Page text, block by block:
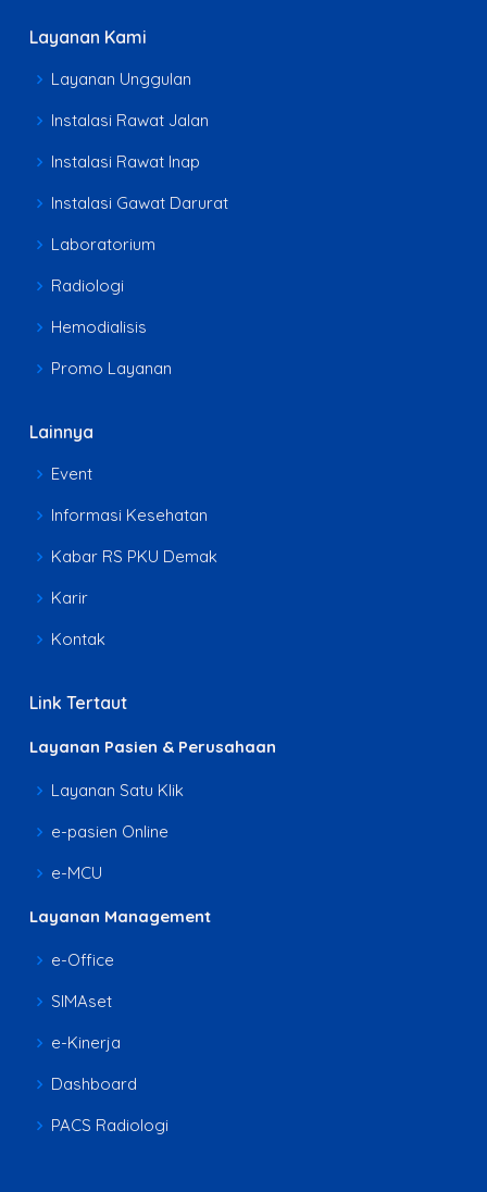
Layanan Kami
Layanan Unggulan
Instalasi Rawat Jalan
Instalasi Rawat Inap
Instalasi Gawat Darurat
Laboratorium
Radiologi
Hemodialisis
Promo Layanan
Lainnya
Event
Informasi Kesehatan
Kabar RS PKU Demak
Karir
Kontak
Link Tertaut
Layanan Pasien & Perusahaan
Layanan Satu Klik
e-pasien Online
e-MCU
Layanan Management
e-Office
SIMAset
e-Kinerja
Dashboard
PACS Radiologi